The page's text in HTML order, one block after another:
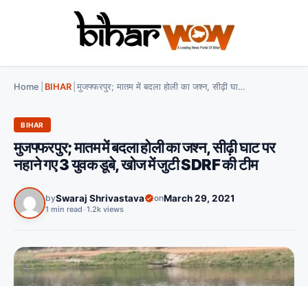
Home BIHAR मुजफ्फरपुर; मातम में बदला होली का जश्न, सीढ़ी घाट पर नहाने गए 3 युवक डूबे, खोज में जुटी SDRF की टीम
BIHAR
मुजफ्फरपुर; मातम में बदला होली का जश्न, सीढ़ी घाट पर
नहाने गए 3 युवक डूबे, खोज में जुटी SDRF की टीम
bySwaraj Shrivastava onMarch 29, 2021
1 min read 1.2k views